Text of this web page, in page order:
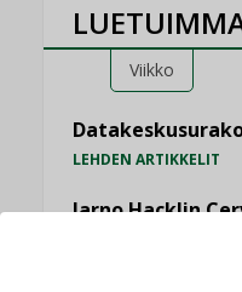
Viikko
LEHDEN ARTIKKELIT
Jarno Hacklin